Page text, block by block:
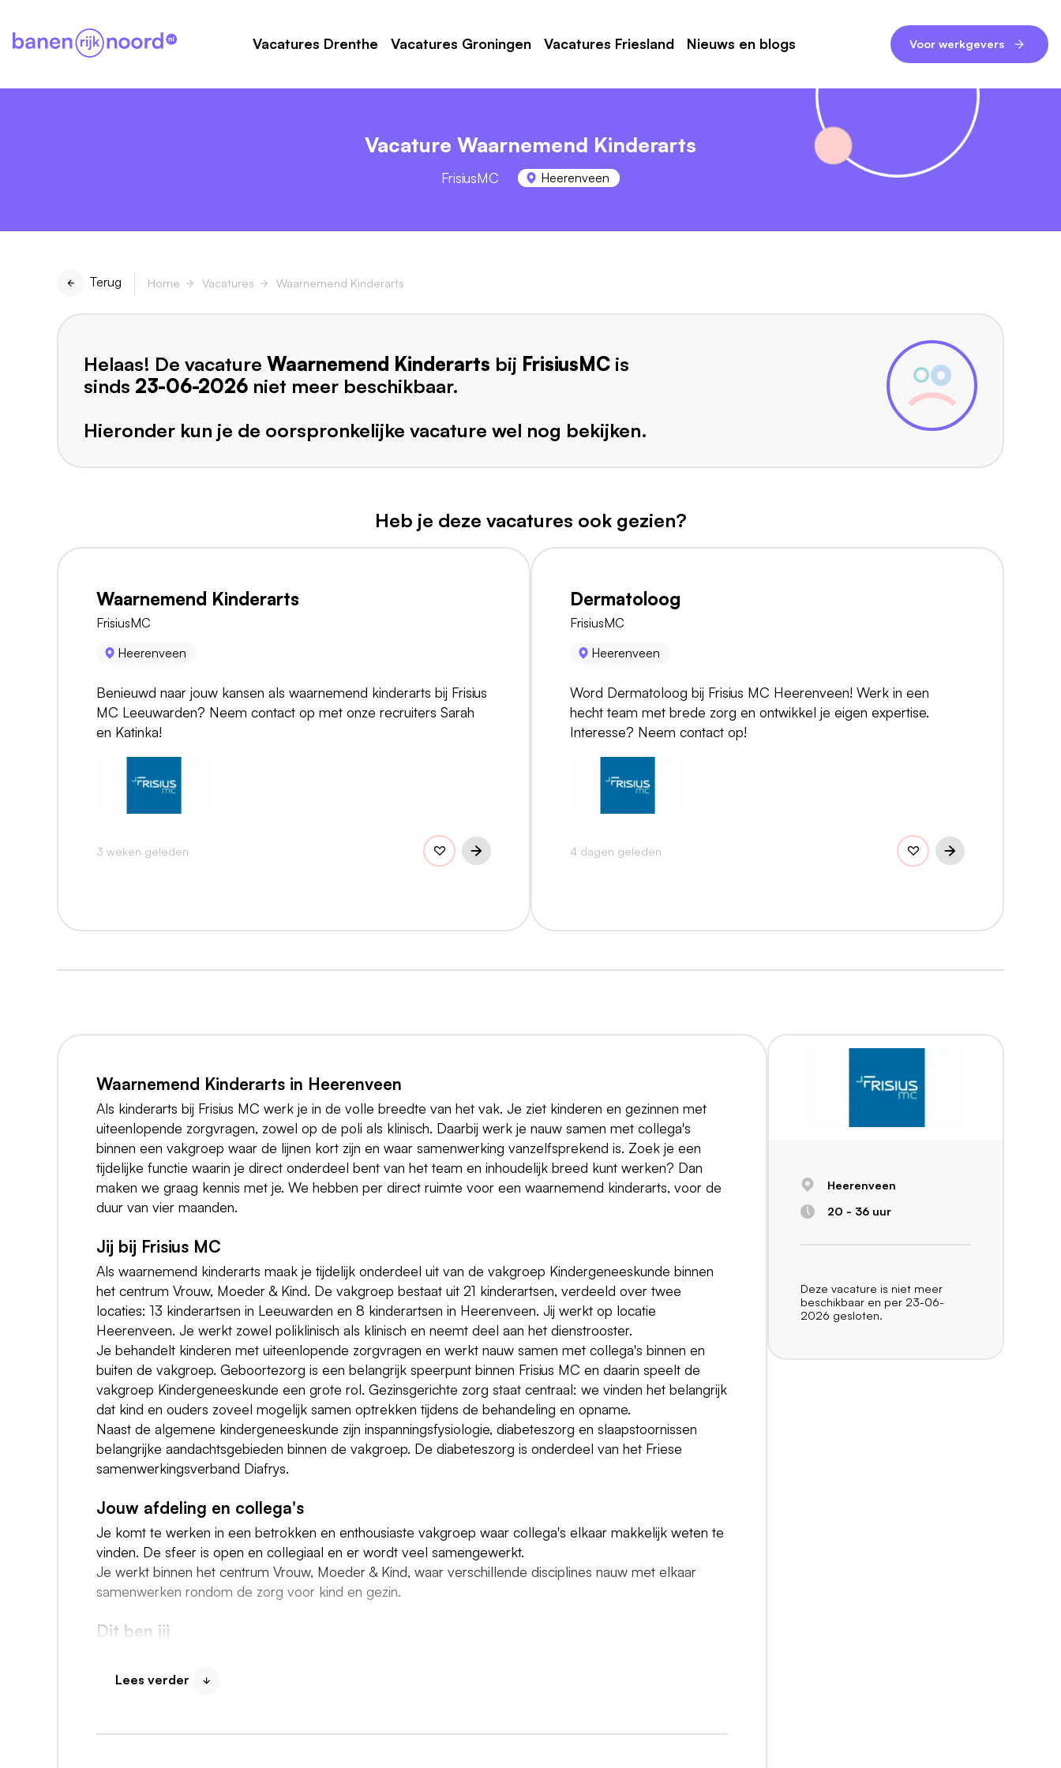
Vacatures Drenthe Vacatures Groningen Vacatures Friesland Nieuws en blogs Voor werkgevers
Vacature Waarnemend Kinderarts
FrisiusMC Heerenveen
Terug Home Vacatures Waarnemend Kinderarts
Helaas! De vacature Waarnemend Kinderarts bij FrisiusMC is
sinds 23-06-2026 niet meer beschikbaar.
Hieronder kun je de oorspronkelijke vacature wel nog bekijken.
Heb je deze vacatures ook gezien?
Waarnemend Kinderarts
FrisiusMC
Heerenveen
Benieuwd naar jouw kansen als waarnemend kinderarts bij Frisius
MC Leeuwarden? Neem contact op met onze recruiters Sarah
en Katinka!
3 weken geleden
Dermatoloog
FrisiusMC
Heerenveen
Word Dermatoloog bij Frisius MC Heerenveen! Werk in een
hecht team met brede zorg en ontwikkel je eigen expertise.
Interesse? Neem contact op!
4 dagen geleden
Waarnemend Kinderarts in Heerenveen
Als kinderarts bij Frisius MC werk je in de volle breedte van het vak. Je ziet kinderen en gezinnen met
uiteenlopende zorgvragen, zowel op de poli als klinisch. Daarbij werk je nauw samen met collega's
binnen een vakgroep waar de lijnen kort zijn en waar samenwerking vanzelfsprekend is. Zoek je een
tijdelijke functie waarin je direct onderdeel bent van het team en inhoudelijk breed kunt werken? Dan
maken we graag kennis met je. We hebben per direct ruimte voor een waarnemend kinderarts, voor de
duur van vier maanden.
Jij bij Frisius MC
Als waarnemend kinderarts maak je tijdelijk onderdeel uit van de vakgroep Kindergeneeskunde binnen
het centrum Vrouw, Moeder & Kind. De vakgroep bestaat uit 21 kinderartsen, verdeeld over twee
locaties: 13 kinderartsen in Leeuwarden en 8 kinderartsen in Heerenveen. Jij werkt op locatie
Heerenveen. Je werkt zowel poliklinisch als klinisch en neemt deel aan het dienstrooster.
Je behandelt kinderen met uiteenlopende zorgvragen en werkt nauw samen met collega's binnen en
buiten de vakgroep. Geboortezorg is een belangrijk speerpunt binnen Frisius MC en daarin speelt de
vakgroep Kindergeneeskunde een grote rol. Gezinsgerichte zorg staat centraal: we vinden het belangrijk
dat kind en ouders zoveel mogelijk samen optrekken tijdens de behandeling en opname.
Naast de algemene kindergeneeskunde zijn inspanningsfysiologie, diabeteszorg en slaapstoornissen
belangrijke aandachtsgebieden binnen de vakgroep. De diabeteszorg is onderdeel van het Friese
samenwerkingsverband Diafrys.
Jouw afdeling en collega's
Je komt te werken in een betrokken en enthousiaste vakgroep waar collega's elkaar makkelijk weten te
vinden. De sfeer is open en collegiaal en er wordt veel samengewerkt.
Je werkt binnen het centrum Vrouw, Moeder & Kind, waar verschillende disciplines nauw met elkaar
samenwerken rondom de zorg voor kind en gezin.
Dit ben jij
tussen verschillende situaties. Je communiceert makkelijk met kinderen, ouders en collega's.
Lees verder
Heerenveen
20 - 36 uur
Deze vacature is niet meer
beschikbaar en per 23-06-
2026 gesloten.